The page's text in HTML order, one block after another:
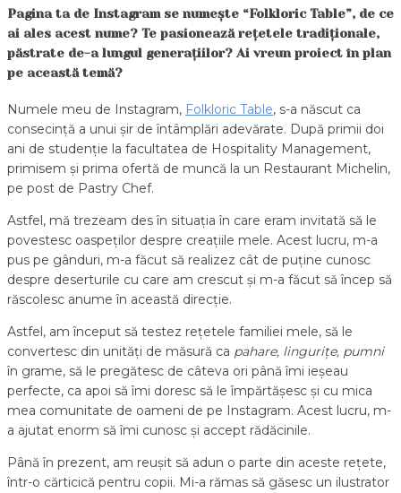
Pagina ta de Instagram se numește “Folkloric Table”, de ce
ai ales acest nume? Te pasionează rețetele tradiționale,
păstrate de-a lungul generațiilor? Ai vreun proiect în plan
pe această temă?
Numele meu de Instagram, Folkloric Table, s-a născut ca
consecință a unui șir de întâmplări adevărate. După primii doi
ani de studenție la facultatea de Hospitality Management,
primisem și prima ofertă de muncă la un Restaurant Michelin,
pe post de Pastry Chef.
Astfel, mă trezeam des în situația în care eram invitată să le
povestesc oaspeților despre creațiile mele. Acest lucru, m-a
pus pe gânduri, m-a făcut să realizez cât de puține cunosc
despre deserturile cu care am crescut și m-a făcut să încep să
răscolesc anume în această direcție.
Astfel, am început să testez rețetele familiei mele, să le
convertesc din unități de măsură ca pahare, lingurițe, pumni
în grame, să le pregătesc de câteva ori până îmi ieșeau
perfecte, ca apoi să îmi doresc să le împărtășesc și cu mica
mea comunitate de oameni de pe Instagram. Acest lucru, m-
a ajutat enorm să îmi cunosc și accept rădăcinile.
Până în prezent, am reușit să adun o parte din aceste rețete,
într-o cărticică pentru copii. Mi-a rămas să găsesc un ilustrator